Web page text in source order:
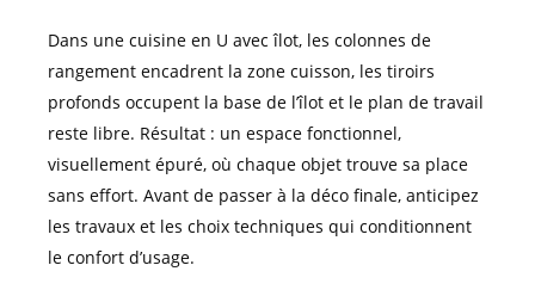
Dans une cuisine en U avec îlot, les colonnes de
rangement encadrent la zone cuisson, les tiroirs
profonds occupent la base de l’îlot et le plan de travail
reste libre. Résultat : un espace fonctionnel,
visuellement épuré, où chaque objet trouve sa place
sans effort. Avant de passer à la déco finale, anticipez
les travaux et les choix techniques qui conditionnent
le confort d’usage.